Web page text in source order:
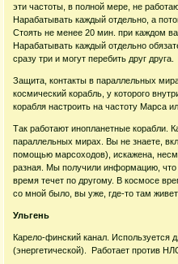
эти частоты, в полной мере, не
Нарабатывать каждый отдельно, а
Стоять не менее 20 мин. при каждом
Нарабатывать каждый отдельно
сразу три и могут перебить друг друга.
Защита, контакты в параллельных
космический корабль, у которого
корабля настроить на частоту Марса
Так работают инопланетные корабли.
параллельных мирах. Вы не знаете,
помощью марсоходов), искажена,
разная. Мы получили информацию,
время течет по другому. В космосе
со мной было, вы уже, где-то там
Ульгень
Карело-финский канал. Используется
(энергетической). Работает против